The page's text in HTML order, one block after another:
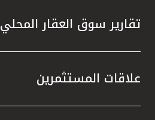
تقارير سوق العقار المحلي
علاقات المستثمرين